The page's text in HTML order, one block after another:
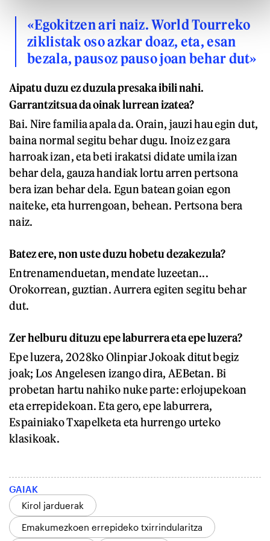
«Egokitzen ari naiz. World Tourreko
ziklistak oso azkar doaz, eta, esan
bezala, pausoz pauso joan behar dut»
Aipatu duzu ez duzula presaka ibili nahi.
Garrantzitsua da oinak lurrean izatea?
Bai. Nire familia apala da. Orain, jauzi hau egin dut,
baina normal segitu behar dugu. Inoiz ez gara
harroak izan, eta beti irakatsi didate umila izan
behar dela, gauza handiak lortu arren pertsona
bera izan behar dela. Egun batean goian egon
naiteke, eta hurrengoan, behean. Pertsona bera
naiz.
Batez ere, non uste duzu hobetu dezakezula?
Entrenamenduetan, mendate luzeetan...
Orokorrean, guztian. Aurrera egiten segitu behar
dut.
Zer helburu dituzu epe laburrera eta epe luzera?
Epe luzera, 2028ko Olinpiar Jokoak ditut begiz
joak; Los Angelesen izango dira, AEBetan. Bi
probetan hartu nahiko nuke parte: erlojupekoan
eta errepidekoan. Eta gero, epe laburrera,
Espainiako Txapelketa eta hurrengo urteko
klasikoak.
GAIAK
Kirol jarduerak
Emakumezkoen errepideko txirrindularitza